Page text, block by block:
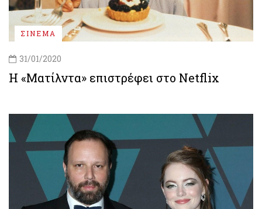
ΣΙΝΕΜΑ
31/01/2020
Η «Ματίλντα» επιστρέφει στο Netflix